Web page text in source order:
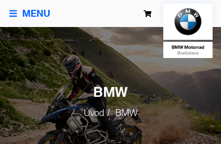
MENU
BMW
Úvod BMW